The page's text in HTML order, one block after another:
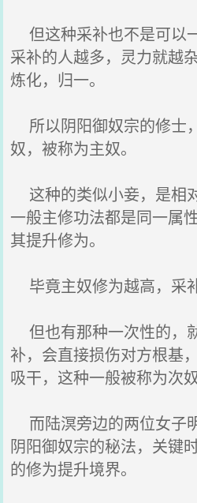
但这种采补也不是可以
采补的人越多，灵力就越
炼化，归一。
所以阴阳御奴宗的修士
奴，被称为主奴。
这种的类似小妾，是相
一般主修功法都是同一属
其提升修为。
毕竟主奴修为越高，采
但也有那种一次性的，
补，会直接损伤对方根基
吸干，这种一般被称为次奴
而陆溟旁边的两位女子
阴阳御奴宗的秘法，关键
的修为提升境界。